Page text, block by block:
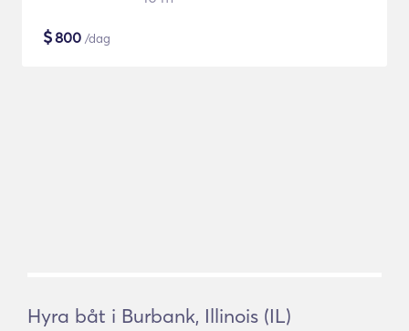
$800 /dag
Hyra båt i Burbank, Illinois (IL)